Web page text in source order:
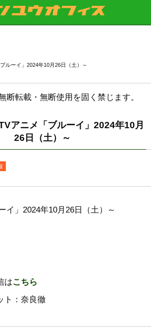
ルーイ」2024年10月26日（土）～
断転載・無断使用を固く禁じます。
アニメ「ブルーイ」2024年10月
26日（土）～
イ」2024年10月26日（土）～
はこちら
ト：奈良徹